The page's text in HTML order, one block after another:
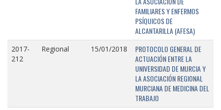
FAMILIARES Y ENFERMOS
PSÍQUICOS DE
ALCANTARILLA (AFESA)
2017-
212
Regional 15/01/2018
PROTOCOLO GENERAL DE
ACTUACIÓN ENTRE LA
UNIVERSIDAD DE MURCIA Y
LA ASOCIACIÓN REGIONAL
MURCIANA DE MEDICINA DEL
TRABAJO